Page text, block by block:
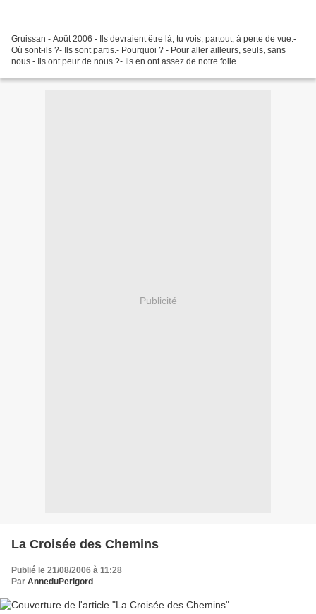
Gruissan - Août 2006 - Ils devraient être là, tu vois, partout, à perte de vue.-
Où sont-ils ?- Ils sont partis.- Pourquoi ? - Pour aller ailleurs, seuls, sans
nous.- Ils ont peur de nous ?- Ils en ont assez de notre folie.
Publicité
La Croisée des Chemins
Publié le 21/08/2006 à 11:28
Par AnneduPerigord